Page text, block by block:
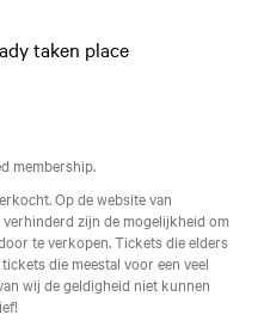
taken place
membership.
Op de website van
zijn de mogelijkheid om
te verkopen. Tickets die elders
die meestal voor een veel
wij de geldigheid niet kunnen